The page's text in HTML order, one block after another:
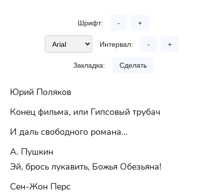
Шрифт: - +
Интервал: - +
Закладка: Сделать
Юрий Поляков
Конец фильма, или Гипсовый трубач
И даль свободного романа…
А. Пушкин
Эй, брось лукавить, Божья Обезьяна!
Сен-Жон Перс